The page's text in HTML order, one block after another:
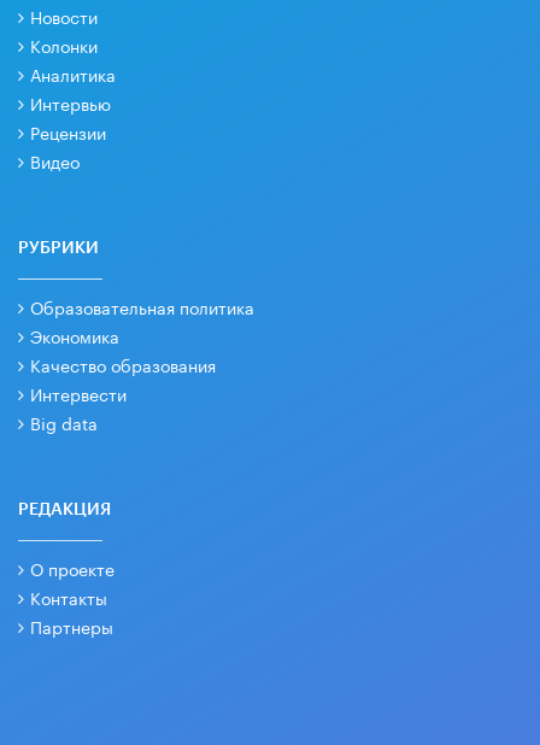
Новости
Колонки
Аналитика
Интервью
Рецензии
Видео
РУБРИКИ
Образовательная политика
Экономика
Качество образования
Интервести
Big data
РЕДАКЦИЯ
О проекте
Контакты
Партнеры